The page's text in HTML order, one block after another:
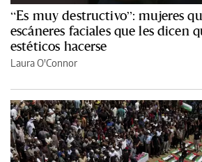
“Es muy destructivo”: mujeres
escáneres faciales que les dicen
estéticos hacerse
Laura O'Connor